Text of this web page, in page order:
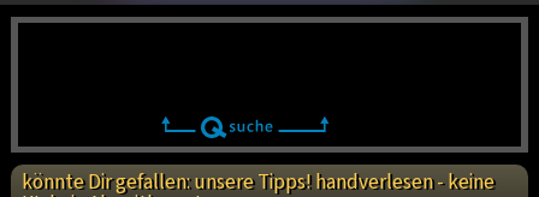
könnte Dir gefallen: unsere Tipps! handverlesen - keine